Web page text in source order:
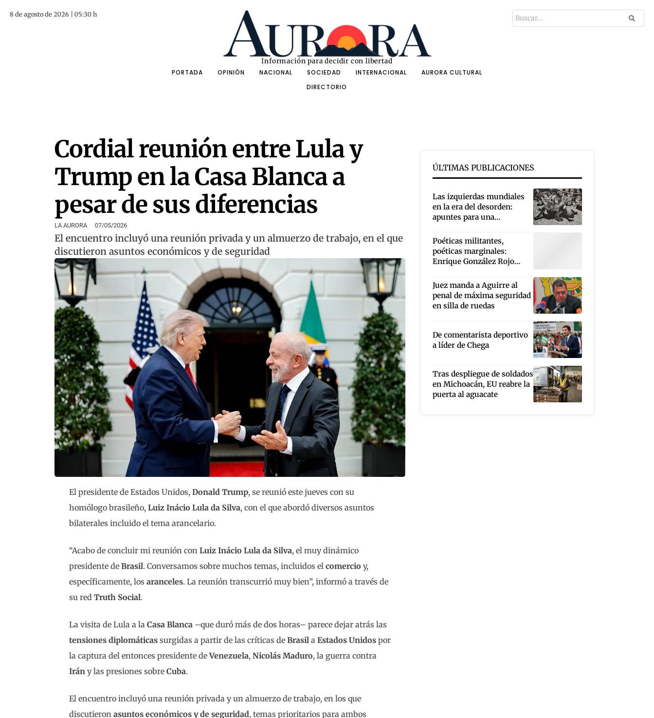
8 de agosto de 2026 | 05:31 h
Información para decidir con libertad
PORTADA
OPINIÓN NACIONAL SOCIEDAD INTERNACIONAL
AURORA CULTURAL
DIRECTORIO
Cordial reunión entre Lula y
Trump en la Casa Blanca a
pesar de sus diferencias
LA AURORA 07/05/2026
El encuentro incluyó una reunión privada y un almuerzo de trabajo, en el que
discutieron asuntos económicos y de seguridad
El presidente de Estados Unidos, Donald Trump, se reunió este jueves con su
homólogo brasileño, Luiz Inácio Lula da Silva, con el que abordó diversos asuntos
bilaterales incluido el tema arancelario.
“Acabo de concluir mi reunión con Luiz Inácio Lula da Silva, el muy dinámico
presidente de Brasil. Conversamos sobre muchos temas, incluidos el comercio y,
específicamente, los aranceles. La reunión transcurrió muy bien”, informó a través de
su red Truth Social.
La visita de Lula a la Casa Blanca –que duró más de dos horas– parece dejar atrás las
tensiones diplomáticas surgidas a partir de las críticas de Brasil a Estados Unidos por
la captura del entonces presidente deVenezuela, Nicolás Maduro, la guerra contra
Irán y las presiones sobre Cuba.
El encuentro incluyó una reunión privada y un almuerzo de trabajo, en los que
discutieron asuntos económicos y de seguridad, temas prioritarios para ambos
ÚLTIMAS PUBLICACIONES
Las izquierdas mundiales
en la era del desorden:
apuntes para una
Poéticas militantes,
poéticas marginales:
Enrique González Rojo
Max Rojas, Roberto López
Moreno
Juez manda a Aguirre al
penal de máxima seguridad
en silla de ruedas
De comentarista deportivo
a líder de Chega
Tras despliegue de soldados
en Michoacán, EU reabre la
puerta al aguacate